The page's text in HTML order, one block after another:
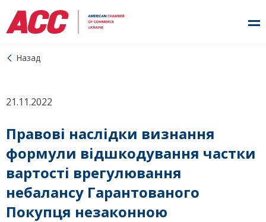
Назад
21.11.2022
Правові наслідки визнання
формули відшкодування частки
вартості врегулювання
небалансу Гарантованого
Покупця незаконною